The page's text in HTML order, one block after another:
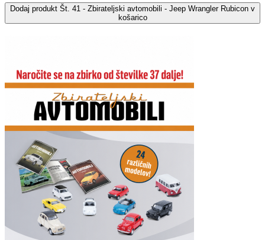
Dodaj produkt Št. 41 - Zbirateljski avtomobili - Jeep Wrangler Rubicon v
košarico